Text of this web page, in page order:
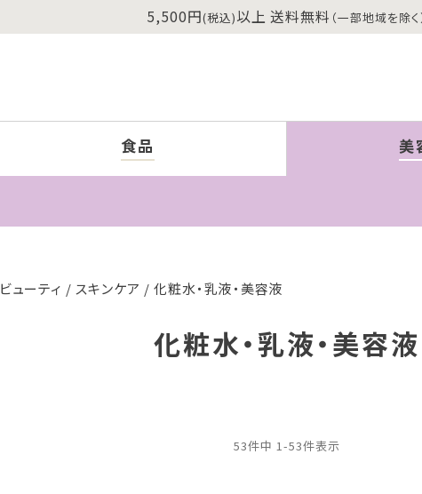
5,500円(税込)以上 送料無料 （一部地域を除く
食品 美
ビューティ スキンケア 化粧水・乳液・美容液
化粧水・乳液・美容液
53件中 1-53件表示